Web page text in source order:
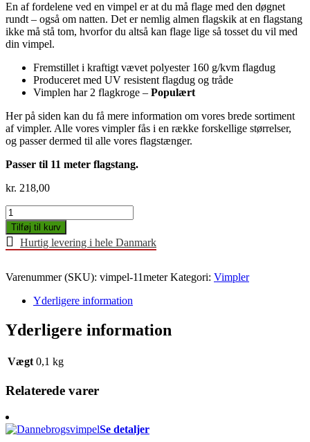
En af fordelene ved en vimpel er at du må flage med den døgnet
rundt – også om natten. Det er nemlig almen flagskik at en flagstang
ikke må stå tom, hvorfor du altså kan flage lige så tosset du vil med
din vimpel.
Fremstillet i kraftigt vævet polyester 160 g/kvm flagdug
Produceret med UV resistent flagdug og tråde
Vimplen har 2 flagkroge – Populært
Her på siden kan du få mere information om vores brede sortiment
af vimpler. Alle vores vimpler fås i en række forskellige størrelser,
og passer dermed til alle vores flagstænger.
Passer til 11 meter flagstang.
kr. 218,00
Vimpel
550cm
(11m
stang)
Tilføj til kurv
Hurtig levering i hele Danmark
Varenummer (SKU): vimpel-11meter Kategori: Vimpler
Yderligere information
Yderligere information
Vægt 0,1 kg
Relaterede varer
Se detaljer